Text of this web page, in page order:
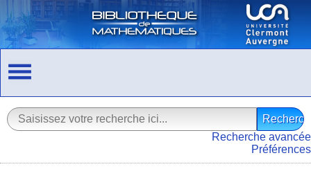
Recherche avancée
Préférences